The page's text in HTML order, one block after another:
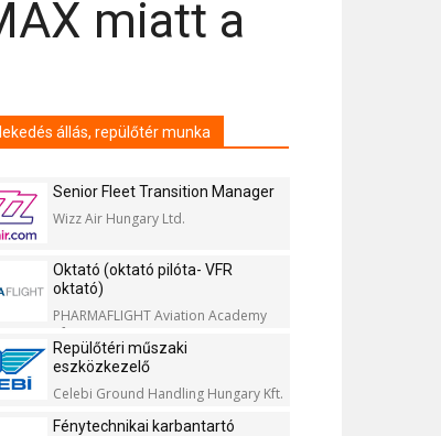
miatt a
állás, repülőtér munka
Senior Fleet Transition Manager
Wizz Air Hungary Ltd.
Oktató (oktató pilóta- VFR
oktató)
PHARMAFLIGHT Aviation Academy
Kft.
Repülőtéri műszaki
eszközkezelő
Celebi Ground Handling Hungary Kft.
Fénytechnikai karbantartó